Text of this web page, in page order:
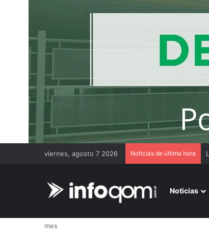
viernes, agosto 7 2026 Noticias de última hora
Noticias
mes